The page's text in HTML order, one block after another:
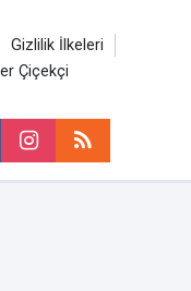
Gizlilik İlkeleri
Çiçekçi